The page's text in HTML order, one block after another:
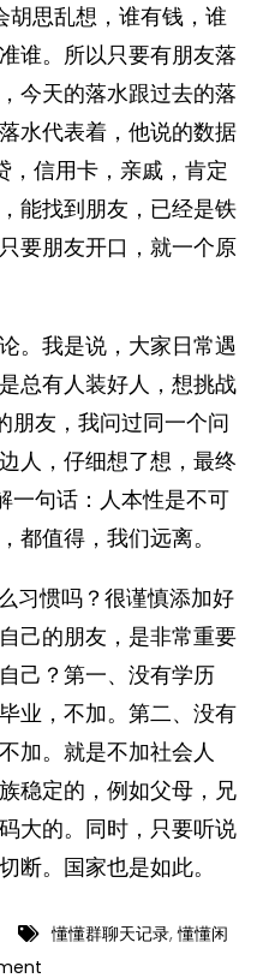
胡思乱想，谁有钱，谁
谁。所以只要有朋友落
今天的落水跟过去的落
水代表着，他说的数据
信用卡，亲戚，肯定
能找到朋友，已经是铁
要朋友开口，就一个原
。我是说，大家日常遇
总有人装好人，想挑战
朋友，我问过同一个问
人，仔细想了想，最终
一句话：人本性是不可
都值得，我们远离。
习惯吗？很谨慎添加好
己的朋友，是非常重要
己？第一、没有学历
业，不加。第二、没有
加。就是不加社会人
稳定的，例如父母，兄
大的。同时，只要听说
断。国家也是如此。
懂懂群聊天记录,懂懂闲